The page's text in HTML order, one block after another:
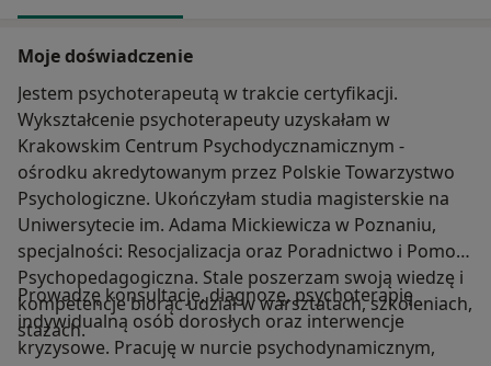
Moje doświadczenie
Jestem psychoterapeutą w trakcie certyfikacji.
Wykształcenie psychoterapeuty uzyskałam w
Krakowskim Centrum Psychodycznamicznym -
ośrodku akredytowanym przez Polskie Towarzystwo
Psychologiczne. Ukończyłam studia magisterskie na
Uniwersytecie im. Adama Mickiewicza w Poznaniu,
specjalności: Resocjalizacja oraz Poradnictwo i Pomoc
Psychopedagogiczna. Stale poszerzam swoją wiedzę i
kompetencje biorąc udział w warsztatach, szkoleniach,
stażach.
Prowadzę konsultacje, diagnozę, psychoterapię
indywidualną osób dorosłych oraz interwencje
kryzysowe. Pracuję w nurcie psychodynamicznym,